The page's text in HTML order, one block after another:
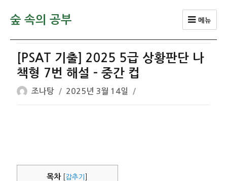
숲 속의 공부 메뉴
[PSAT 기출] 2025 5급 상황판단 나
책형 7번 해설 – 중간 컵
글
쓴
조나탕
작
성
2025년 3월 14일
목차 감추기